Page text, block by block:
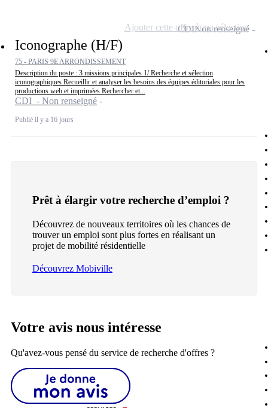
Iconographe (H/F)
75 - PARIS 9E ARRONDISSEMENT
Description du poste : 3 missions principales 1/ Recherche et sélection
iconographiques Recueillir et analyser les besoins des équipes éditoriales pour les
productions web et imprimées Rechercher et...
CDI - Non renseigné
Publié il y a 16 jours
CDINon renseigné
Ajouter cette offre à ma sélection
Prêt à élargir votre recherche d’emploi ?
Découvrez de nouveaux territoires où les chances de
trouver un emploi sont plus fortes en réalisant un
projet de mobilité résidentielle
Découvrez Mobiville
Votre avis nous intéresse
Qu'avez-vous pensé du service de recherche d'offres ?